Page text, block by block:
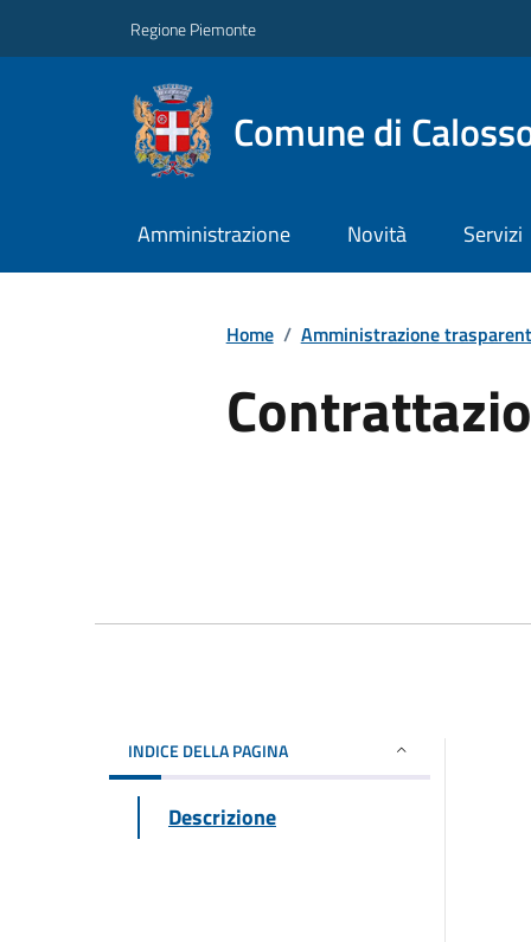
Regione Piemonte
Comune di
Amministrazione Novità Servizi
Home / Amministrazione
INDICE DELLA PAGINA
Descrizione